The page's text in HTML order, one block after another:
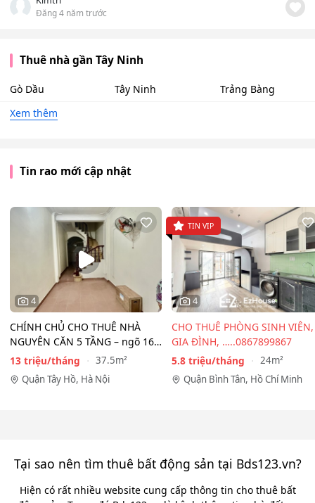
Đăng 4 năm trước
Thuê nhà gần Tây Ninh
Gò Dầu Tây Ninh
Trảng Bàng
Xem thêm
Tin rao mới cập nhật
4
CHÍNH CHỦ CHO THUÊ NHÀ
NGUYÊN CĂN 5 TẦNG – ngõ 167
Đồng Cổ, Tây Hồ
13 triệu/tháng
37.5m²
Quận Tây Hồ, Hà Nội
4
TIN VIP
CHO THUÊ PHÒNG SINH VIÊN,
GIA ĐÌNH, …..0867899867
5.8 triệu/tháng
24m²
Quận Bình Tân, Hồ Chí Minh
Tại sao nên tìm thuê bất động sản tại Bds123.vn?
Hiện có rất nhiều website cung cấp thông tin cho thuê bất